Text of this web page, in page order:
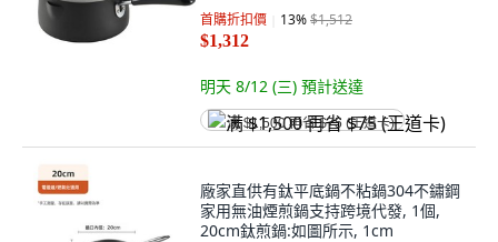
首購折扣價 13%$1,512
$1,312
明天 8/12 (三) 預計送達
满 $1,500 再省 $75 (王道卡)
廠家直供有鈦平底鍋不粘鍋304不鏽鋼
家用無油煙煎鍋支持跨境代發, 1個,
20cm鈦煎鍋:如圖所示, 1cm